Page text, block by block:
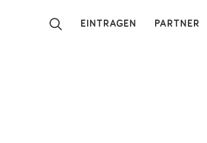
PARTNER
EINTRAGEN